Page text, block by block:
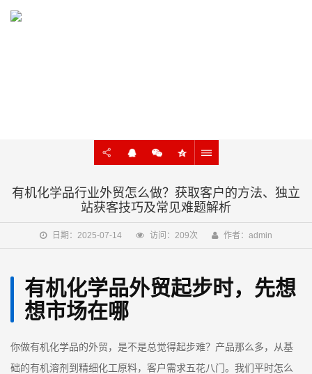
有机化学品行业外贸怎么做？获取客户的方法、独立
站获客技巧及常见难题解析
日期：2025-07-14 访问：209次 作者：admin
有机化学品外贸起步时，先想
想市场在哪
你做有机化学品的外贸，是不是总觉得起步难？产品那么多，从基
础的有机溶剂到精细化工原料，客户需求五花八门。我们平时怎么